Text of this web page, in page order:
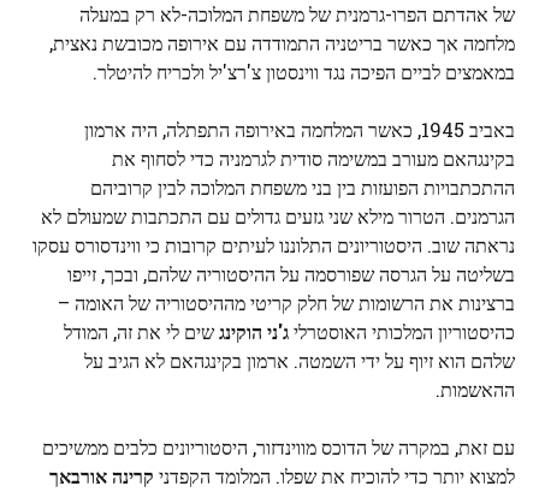
של אהדתם הפרו-גרמנית של משפחת המלוכה-לא רק במעלה
מלחמה אך כאשר בריטניה התמודדה עם אירופה מכובשת נאצית,
במאמצים לביים הפיכה נגד ווינסטון צ'רצ'יל ולכריח להיטלר.
באביב 1945, כאשר המלחמה באירופה התפתלה, היה ארמון
בקינגהאם מעורב במשימה סודית לגרמניה כדי לסחוף את
ההתכתבויות הפועזות בין בני משפחת המלוכה לבין קרוביהם
הגרמנים. הטרור מילא שני גזעים גדולים עם התכתבות שמעולם לא
נראתה שוב. היסטוריונים התלוננו לעיתים קרובות כי ווינדסורס עסקו
בשליטה על הגרסה שפורסמה על ההיסטוריה שלהם, ובכך, זייפו
ברצינות את הרשומות של חלק קריטי מההיסטוריה של האומה –
כהיסטוריון המלכותי האוסטרליג'ני הוקינגשים לי את זה, המודל
שלהם הוא זיוף על ידי השמטה. ארמון בקינגהאם לא הגיב על
ההאשמות.
עם זאת, במקרה של הדוכס מווינדזור, היסטוריונים כלבים ממשיכים
למצוא יותר כדי להוכיח את שפלו. המלומד הקפדני קרינה אורבאך